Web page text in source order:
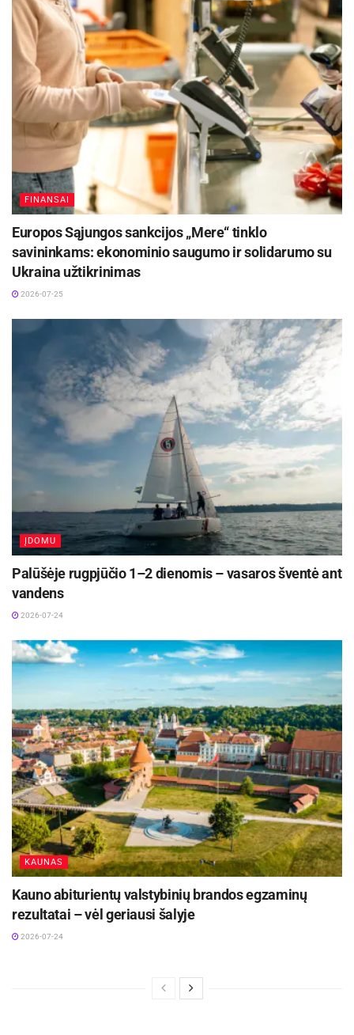
FINANSAI
Europos Sąjungos sankcijos „Mere“ tinklo
savininkams: ekonominio saugumo ir solidarumo su
Ukraina užtikrinimas
2026-07-25
ĮDOMU
Palūšėje rugpjūčio 1–2 dienomis – vasaros šventė ant
vandens
2026-07-24
KAUNAS
Kauno abiturientų valstybinių brandos egzaminų
rezultatai – vėl geriausi šalyje
2026-07-24